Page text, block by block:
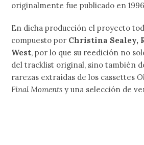
originalmente fue publicado en
En dicha producción el proyecto
compuesto por Christina Sealey,
West, por lo que su reedición no
del tracklist original, sino también
rarezas extraídas de los cassettes
Final Momentsy una selección de